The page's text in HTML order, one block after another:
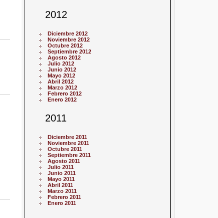
2012
Diciembre 2012
Noviembre 2012
Octubre 2012
Septiembre 2012
Agosto 2012
Julio 2012
Junio 2012
Mayo 2012
Abril 2012
Marzo 2012
Febrero 2012
Enero 2012
2011
Diciembre 2011
Noviembre 2011
Octubre 2011
Septiembre 2011
Agosto 2011
Julio 2011
Junio 2011
Mayo 2011
Abril 2011
Marzo 2011
Febrero 2011
Enero 2011